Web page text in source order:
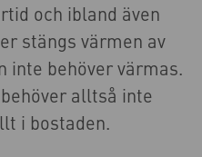
och ibland även
stängs värmen av
inte behöver värmas.
alltså inte
i bostaden.